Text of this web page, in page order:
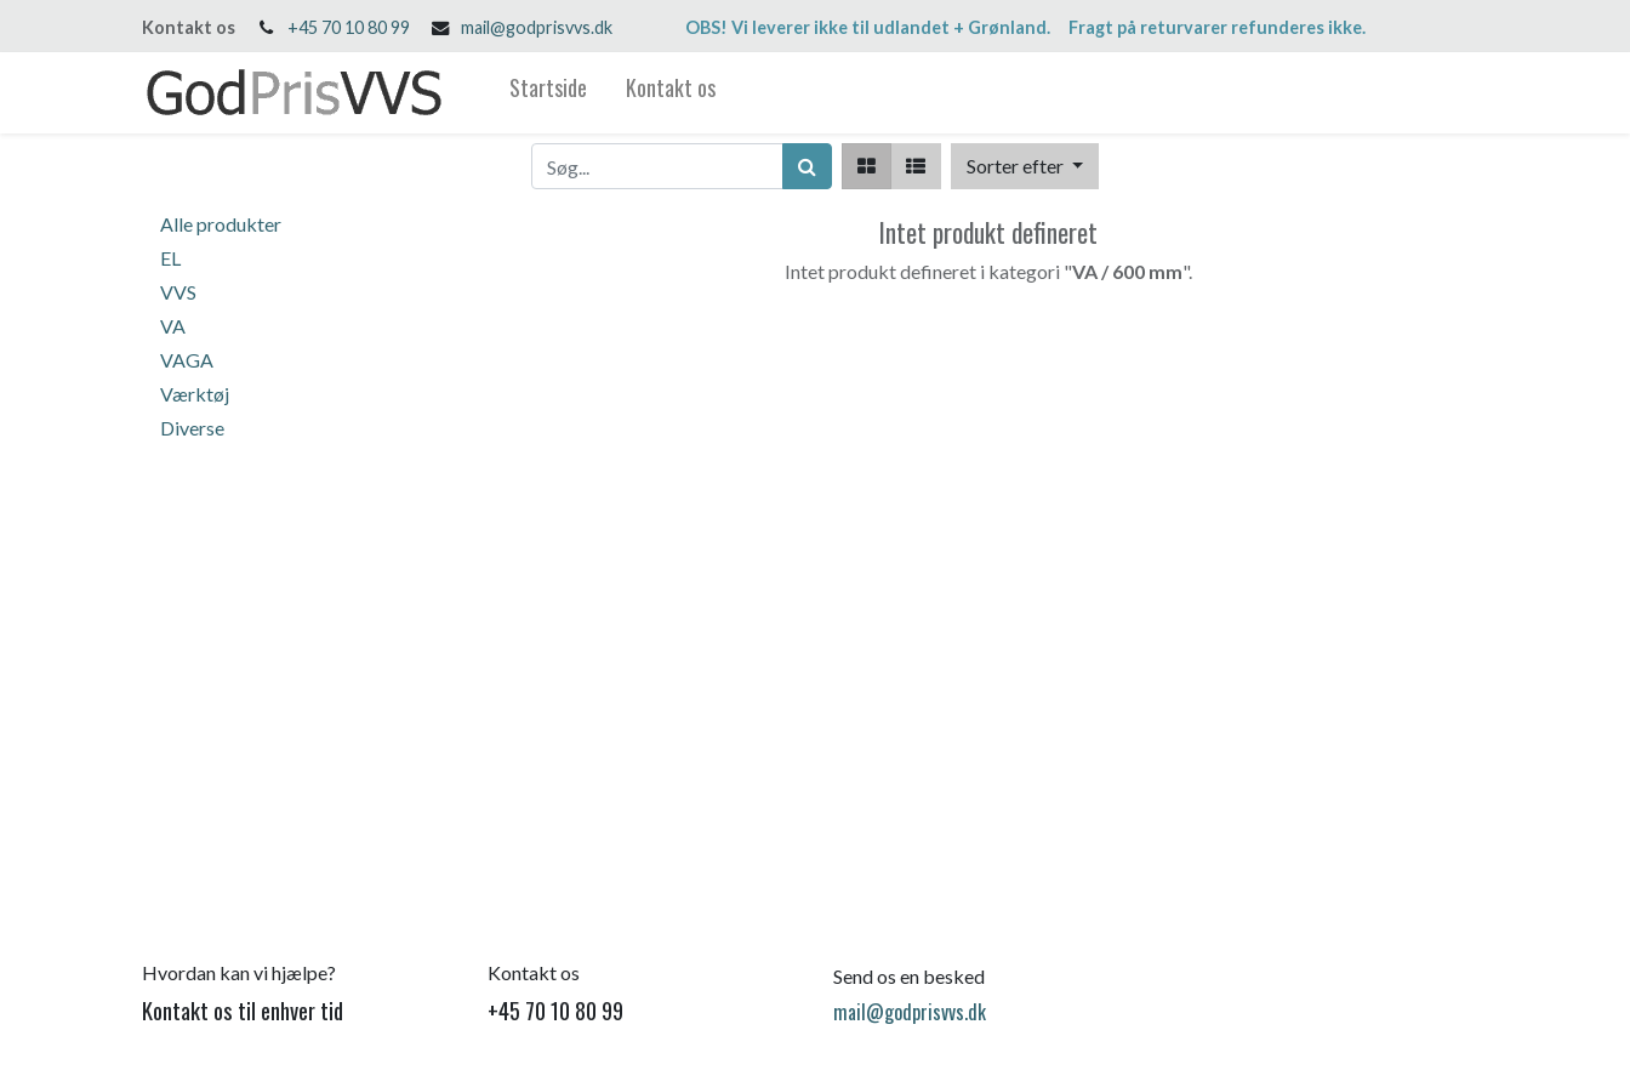
Kontakt os +45 70 10 80 99 mail@godprisvvs.dk OBS! Vi leverer ikke til udlandet + Grønland. Fragt på returvarer refunderes ikke.
Startside Kontakt os
Sorter efter
Alle produkter
EL
VVS
VA
VAGA
Værktøj
Diverse
Intet produkt defineret
Intet produkt defineret i kategori "VA / 600 mm".
Hvordan kan vi hjælpe?
Kontakt os til enhver tid
Kontakt os
+45 70 10 80 99
Send os en besked
mail@godprisvvs.dk